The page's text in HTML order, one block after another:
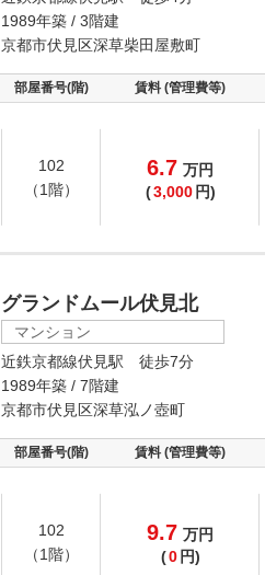
1989年築 / 3階建
京都市伏見区深草柴田屋敷町
部屋番号(階) 賃料 (管理費等)
102
（1階）
6.7 万円
(3,000 円)
グランドムール伏見北
マンション
近鉄京都線伏見駅 徒歩7分
1989年築 / 7階建
京都市伏見区深草泓ノ壺町
部屋番号(階) 賃料 (管理費等)
102
（1階）
9.7 万円
(0 円)